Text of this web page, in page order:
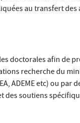
au transfert
doctorales afin de
recherche du
ADEME etc) ou par
des soutiens